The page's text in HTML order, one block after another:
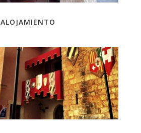
ALOJAMIENTO